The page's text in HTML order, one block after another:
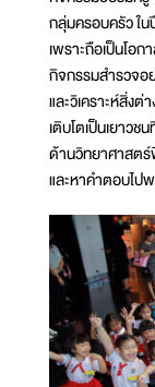
กลุ่มครอบครัว ใ
เพราะถือเป็นโอ
กิจกรรมสำรวจอ
และวิเคราะห์สิ่ง
เติบโตเป็นเยาว
ด้านวิทยาศาสตร์
และหาคำตอบไป